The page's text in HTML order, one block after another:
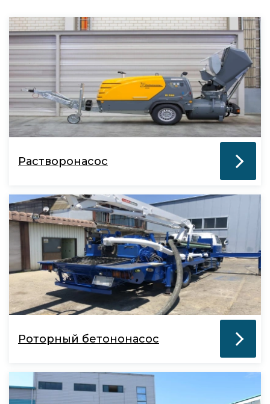
Растворонасос
Роторный бетононасос